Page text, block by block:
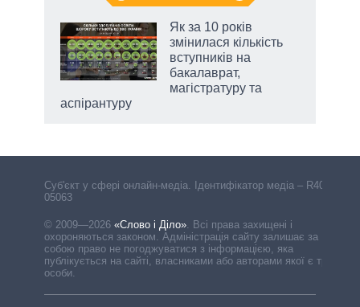
Як за 10 років
змінилася кількість
вступників на
бакалаврат,
магістратуру та
аспірантуру
Cуб'єкт у сфері онлайн-медіа. Ідентифікатор медіа – R40-
05063
© 2009—2026 «Слово і Діло»
Всі права захищені і
охороняються законом. Адміністрація сайту залишає за
собою право не погоджуватися з інформацією, яка
публікується на сайті, власниками або авторами якої є треті
особи.